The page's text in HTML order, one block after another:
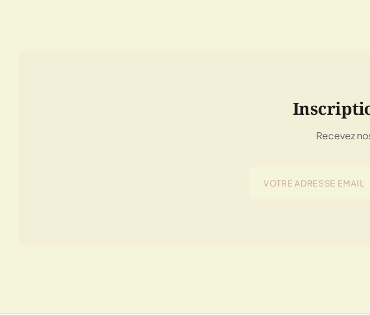
Recevez